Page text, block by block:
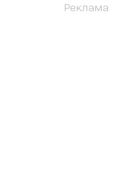
Реклама